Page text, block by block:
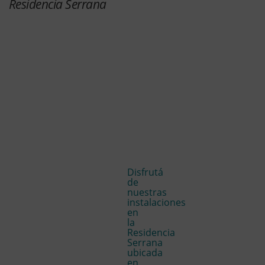
Residencia Serrana
Disfrutá
de
nuestras
instalaciones
en
la
Residencia
Serrana
ubicada